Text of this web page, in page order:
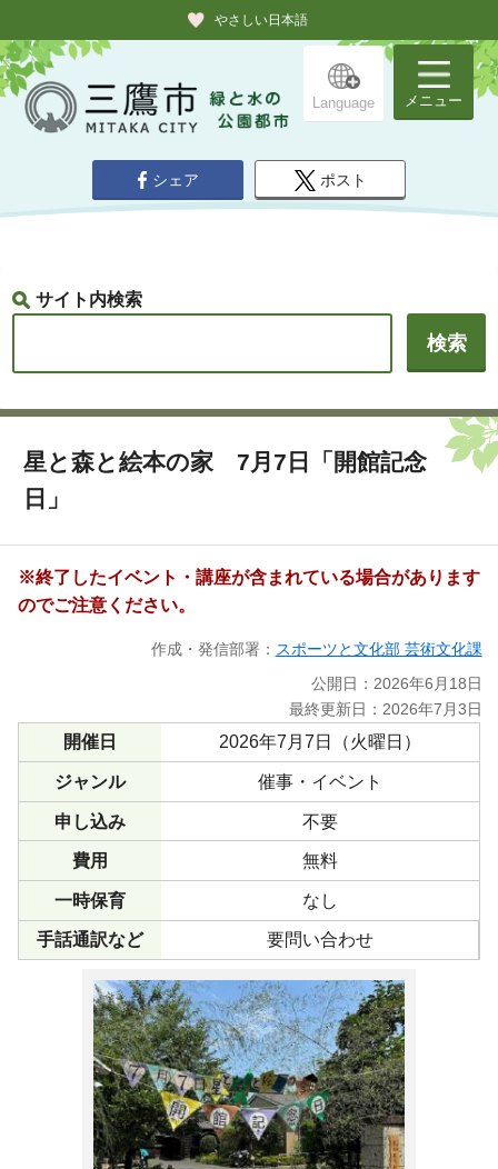
やさしい日本語
Language メニュー
シェア ポスト
サイト内検索
星と森と絵本の家 7月7日「開館記念
日」
※終了したイベント・講座が含まれている場合があります
のでご注意ください。
作成・発信部署： スポーツと文化部 芸術文化課
公開日：2026年6月18日
最終更新日：2026年7月3日
開催日 2026年7月7日（火曜日）
ジャンル 催事・イベント
申し込み 不要
費用 無料
一時保育 なし
手話通訳など 要問い合わせ